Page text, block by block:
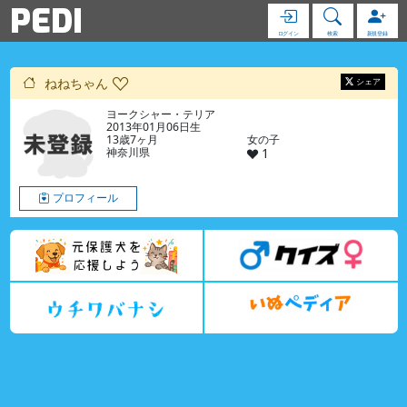
PEDI ログイン 検索 新規登録
ねねちゃん シェア
ヨークシャー・テリア
2013年01月06日生
13歳7ヶ月
女の子
神奈川県
1
プロフィール